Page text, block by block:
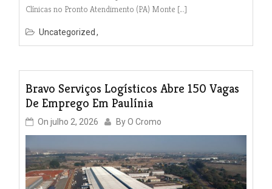
Clínicas no Pronto Atendimento (PA) Monte […]
Uncategorized
Bravo Serviços Logísticos Abre 150 Vagas
De Emprego Em Paulínia￼
On julho 2, 2026 ByO Cromo